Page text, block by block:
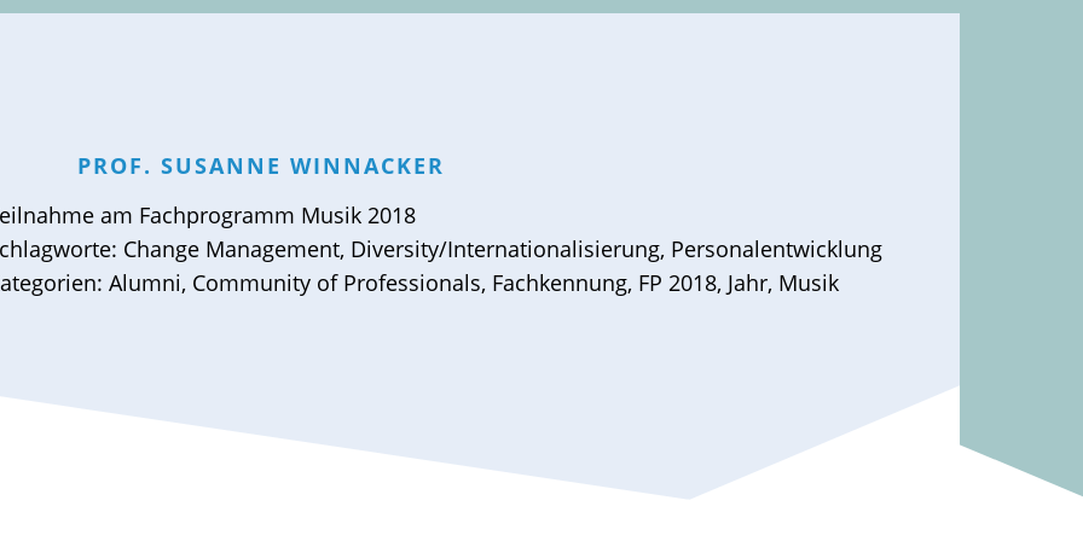
PROF. SUSANNE WINNACKER
am Fachprogramm Musik 2018
Change Management, Diversity/Internationalisierung, Personalentwicklung
Alumni, Community of Professionals, Fachkennung, FP 2018, Jahr, Musik